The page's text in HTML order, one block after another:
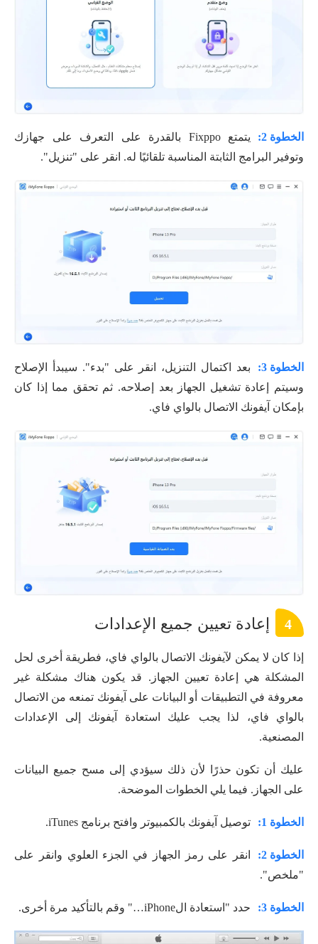
الخطوة 2:
يتمتع Fixppo بالقدرة على التعرف على جهازك
وتوفير البرامج الثابتة المناسبة تلقائيًا له. انقر على "تنزيل".
الخطوة 3:
بعد اكتمال التنزيل، انقر على "بدء". سيبدأ الإصلاح
وسيتم إعادة تشغيل الجهاز بعد إصلاحه. ثم تحقق مما إذا كان
بإمكان آيفونك الاتصال بالواي فاي.
4 إعادة تعيين جميع الإعدادات
إذا كان لا يمكن لآيفونك الاتصال بالواي فاي، فطريقة أخرى لحل
المشكلة هي إعادة تعيين الجهاز. قد يكون هناك مشكلة غير
معروفة في التطبيقات أو البيانات على آيفونك تمنعه من الاتصال
بالواي فاي، لذا يجب عليك استعادة آيفونك إلى الإعدادات
المصنعية.
عليك أن تكون حذرًا لأن ذلك سيؤدي إلى مسح جميع البيانات
على الجهاز. فيما يلي الخطوات الموضحة.
الخطوة 1: توصيل آيفونك بالكمبيوتر وافتح برنامج iTunes.
الخطوة 2:
انقر على رمز الجهاز في الجزء العلوي وانقر على
"ملخص".
الخطوة 3: حدد "استعادة الiPhone…" وقم بالتأكيد مرة أخرى.